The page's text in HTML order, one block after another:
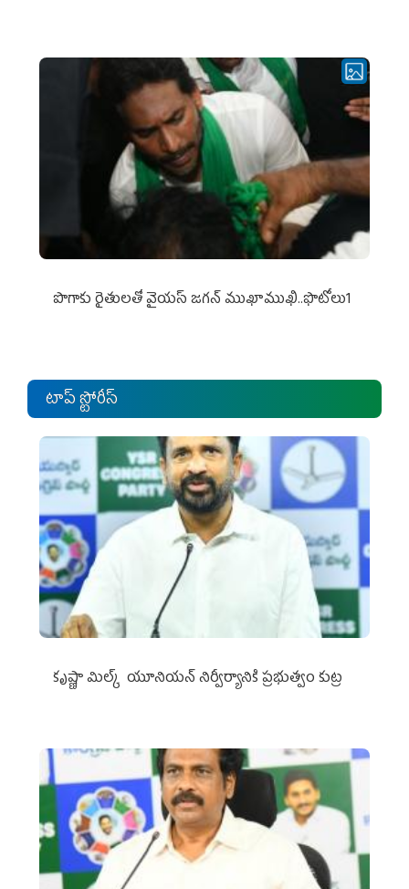
పొగాకు రైతుల‌తో వైయ‌స్ జ‌గ‌న్ ముఖాముఖి..ఫొటోలు1
టాప్ స్టోరీస్
కృష్ణా మిల్క్‌ యూనియన్‌ నిర్వీర్యానికి ప్రభుత్వం కుట్ర